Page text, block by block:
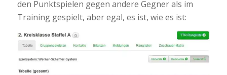
den Punktspielen gegen andere Gegner als im
Training gespielt, aber egal, es ist, wie es ist: